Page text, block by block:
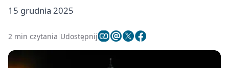
15 grudnia 2025
2 min czytania Udostępnij